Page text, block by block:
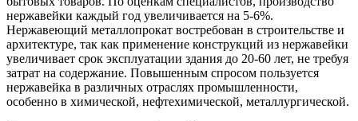
нержавейки каждый год увеличивается на 5-6%.
Нержавеющий металлопрокат востребован в строительстве и
архитектуре, так как применение конструкций из нержавейки
увеличивает срок эксплуатации здания до 20-60 лет, не требуя
затрат на содержание. Повышенным спросом пользуется
нержавейка в различных отраслях промышленности,
особенно в химической, нефтехимической, металлургической.